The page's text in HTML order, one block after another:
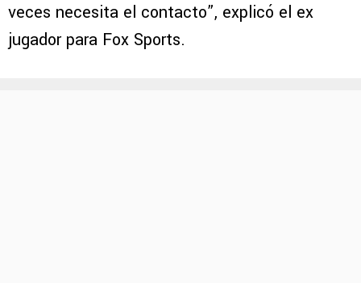
veces necesita el contacto”, explicó el ex
jugador para Fox Sports.